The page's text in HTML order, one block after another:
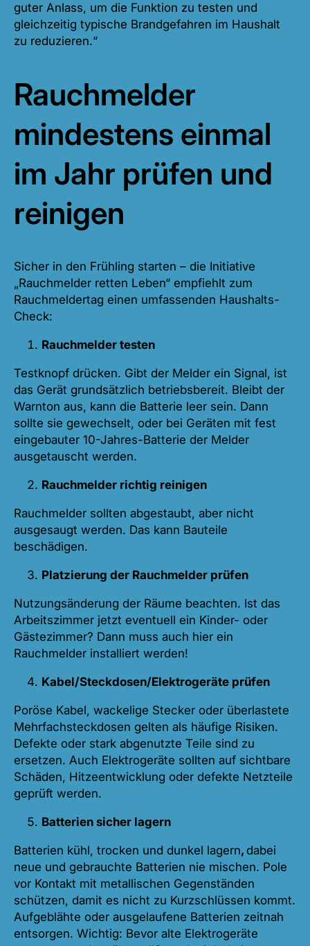
guter Anlass, um die Funktion zu testen und
gleichzeitig typische Brandgefahren im Haushalt
zu reduzieren.“
Rauchmelder
mindestens einmal
im Jahr prüfen und
reinigen
Sicher in den Frühling starten – die Initiative
„Rauchmelder retten Leben“ empfiehlt zum
Rauchmeldertag einen umfassenden Haushalts-
Check:
Rauchmelder testen
Testknopf drücken. Gibt der Melder ein Signal, ist
das Gerät grundsätzlich betriebsbereit. Bleibt der
Warnton aus, kann die Batterie leer sein. Dann
sollte sie gewechselt, oder bei Geräten mit fest
eingebauter 10-Jahres-Batterie der Melder
ausgetauscht werden.
Rauchmelder richtig reinigen
Rauchmelder sollten abgestaubt, aber nicht
ausgesaugt werden. Das kann Bauteile
beschädigen.
Platzierung der Rauchmelder prüfen
Nutzungsänderung der Räume beachten. Ist das
Arbeitszimmer jetzt eventuell ein Kinder- oder
Gästezimmer? Dann muss auch hier ein
Rauchmelder installiert werden!
Kabel/Steckdosen/Elektrogeräte prüfen
Poröse Kabel, wackelige Stecker oder überlastete
Mehrfachsteckdosen gelten als häufige Risiken.
Defekte oder stark abgenutzte Teile sind zu
ersetzen. Auch Elektrogeräte sollten auf sichtbare
Schäden, Hitzeentwicklung oder defekte Netzteile
geprüft werden.
Batterien sicher lagern
Batterien kühl, trocken und dunkel lagern, dabei
neue und gebrauchte Batterien nie mischen. Pole
vor Kontakt mit metallischen Gegenständen
schützen, damit es nicht zu Kurzschlüssen kommt.
Aufgeblähte oder ausgelaufene Batterien zeitnah
entsorgen. Wichtig: Bevor alte Elektrogeräte